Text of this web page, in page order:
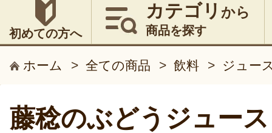
初めての方へ
カテゴリ から
商品を探す
ホーム > 全ての商品 > 飲料 > ジュー
藤稔のぶどうジュース